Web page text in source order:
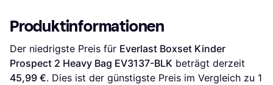
Produktinformationen
Der niedrigste Preis für Everlast Boxset Kinder
Prospect 2 Heavy Bag EV3137-BLK
45,99 €. Dies ist der günstigste Preis im Vergleich zu 1